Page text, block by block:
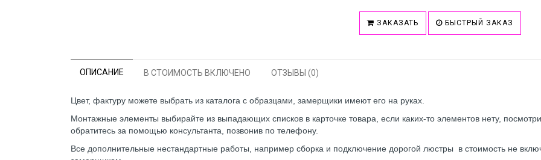
ЗАКАЗАТЬ БЫСТРЫЙ ЗАКАЗ
ОПИСАНИЕ В СТОИМОСТЬ ВКЛЮЧЕНО ОТЗЫВЫ (0)
Цвет, фактуру можете выбрать из каталога с образцами, замерщики имеют его на руках.
Монтажные элементы выбирайте из выпадающих списков в карточке товара, если каких-то элементов нету,
обратитесь за помощью консультанта, позвонив по телефону.
Все дополнительные нестандартные работы, например сборка и подключение дорогой люстры в стоимость не